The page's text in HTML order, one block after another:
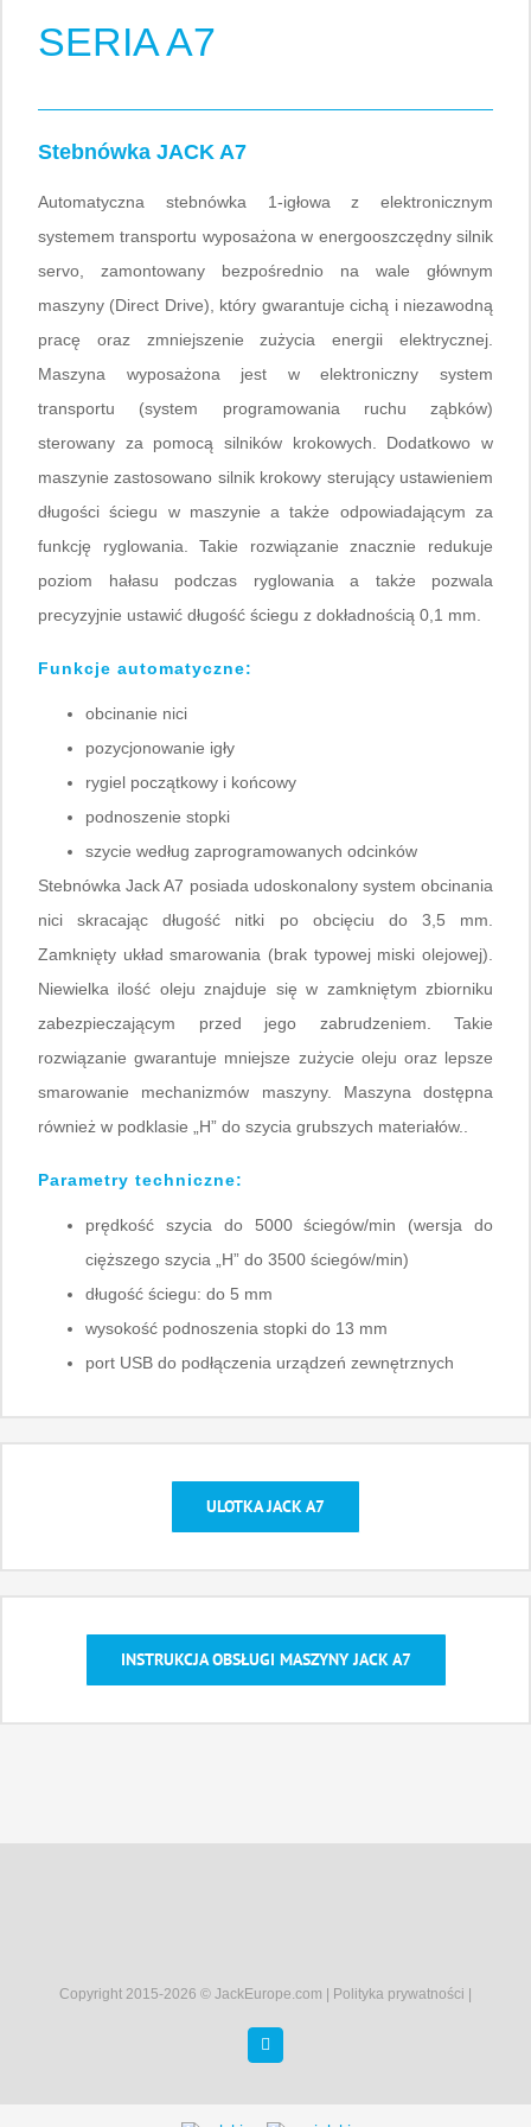
SERIA A7
Stebnówka JACK A7
Automatyczna stebnówka 1-igłowa z elektronicznym
systemem transportu wyposażona w energooszczędny silnik
servo, zamontowany bezpośrednio na wale głównym
maszyny (Direct Drive), który gwarantuje cichą i niezawodną
pracę oraz zmniejszenie zużycia energii elektrycznej.
Maszyna wyposażona jest w elektroniczny system
transportu (system programowania ruchu ząbków)
sterowany za pomocą silników krokowych. Dodatkowo w
maszynie zastosowano silnik krokowy sterujący ustawieniem
długości ściegu w maszynie a także odpowiadającym za
funkcję ryglowania. Takie rozwiązanie znacznie redukuje
poziom hałasu podczas ryglowania a także pozwala
precyzyjnie ustawić długość ściegu z dokładnością 0,1 mm.
Funkcje automatyczne:
obcinanie nici
pozycjonowanie igły
rygiel początkowy i końcowy
podnoszenie stopki
szycie według zaprogramowanych odcinków
Stebnówka Jack A7 posiada udoskonalony system obcinania
nici skracając długość nitki po obcięciu do 3,5 mm.
Zamknięty układ smarowania (brak typowej miski olejowej).
Niewielka ilość oleju znajduje się w zamkniętym zbiorniku
zabezpieczającym przed jego zabrudzeniem. Takie
rozwiązanie gwarantuje mniejsze zużycie oleju oraz lepsze
smarowanie mechanizmów maszyny. Maszyna dostępna
również w podklasie „H” do szycia grubszych materiałów..
Parametry techniczne:
prędkość szycia do 5000 ściegów/min (wersja do
cięższego szycia „H” do 3500 ściegów/min)
długość ściegu: do 5 mm
wysokość podnoszenia stopki do 13 mm
port USB do podłączenia urządzeń zewnętrznych
ULOTKA JACK A7
INSTRUKCJA OBSŁUGI MASZYNY JACK A7
Copyright 2015-2026 © JackEurope.com | Polityka prywatności |
Facebook